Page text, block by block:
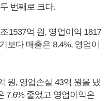
번째로 크다.
1537억 원, 영업이익 1817
보다 매출은 8.4%, 영업이
원, 영업손실 43억 원을 냈
7.6% 줄었고 영업이익은